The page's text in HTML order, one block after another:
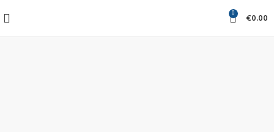
0 €0.00